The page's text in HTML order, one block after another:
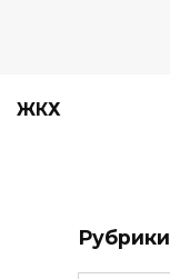
ЖКХ
Рубрики